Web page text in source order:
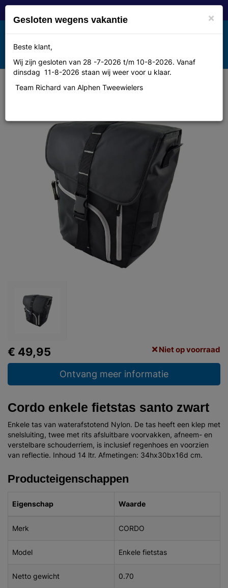
Toggle
navigation
MENU
Cordo enkele fietstas santo zwart
€ 49,95 Niet op voorraad
Ontvang meer informatie
Cordo enkele fietstas santo zwart
Enkele tas van waterafstotend Nylon. De tas heeft een klep met
snelsluiting, twee met rits afsluitbare voorvakken, afneem- en
verstelbare schouderriem, is inclusief regenhoes en voorzien
van reflectie. Inhoud 14 ltr. Afmetingen: 34hx30bx16d cm.
Producteigenschappen
Eigenschap Waarde
Merk CORDO
Model Enkele fietstas
Netto gewicht 0.70
×
Gesloten wegens vakantie
Beste klant,
Wij zijn gesloten van 28 -7-2026 t/m 10-8-2026. Vanaf
dinsdag 11-8-2026 staan wij weer voor u klaar.
Team Richard van Alphen Tweewielers